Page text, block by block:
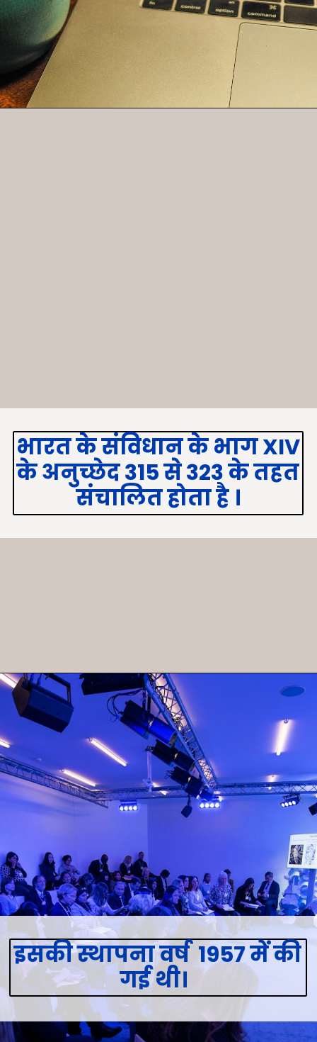
भारत के संविधान के भाग XIV
के अनुच्छेद 315 से 323 के तहत
संचालित होता है ।
इसकी स्थापना वर्ष 1957 में की
गई थी।